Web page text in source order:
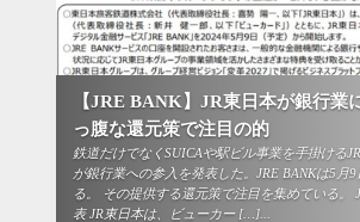
【JRE BANK】JR東日本が銀行
っ腹な還元策で注目の的
鉄道だけでなくSUICAや駅ビル事業を手掛ける
が銀行業への参入を発表した。JRE BANKは5月
る。 その提供する還元策で注目を集めている。
表 JR東日本は、ビューカー […]...